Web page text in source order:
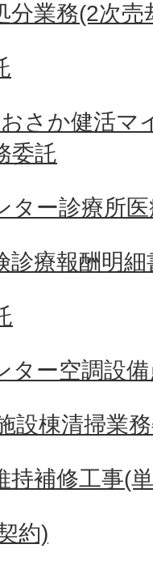
分業務(2次売
さか健活マ
委託
ター診療所
診療報酬明
ター空調設
設棟清掃業
持補修工事(
約)